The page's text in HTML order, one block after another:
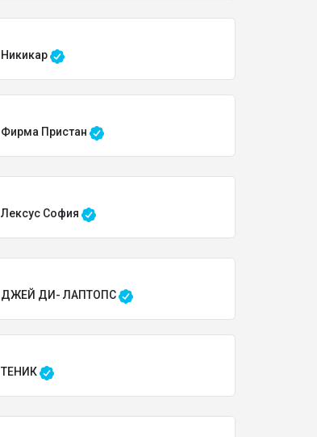
Никикар
Фирма Пристан
Лексус София
ДЖЕЙ ДИ- ЛАПТОПС
ТЕНИК